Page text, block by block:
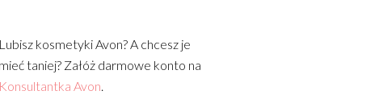
Lubisz kosmetyki Avon? A chcesz je
mieć taniej? Załóż darmowe konto na
Konsultantka Avon.